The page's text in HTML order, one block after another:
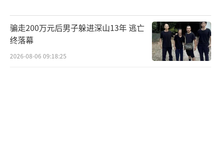
骗走200万元后男子躲进深山13年 逃亡
终落幕
2026-08-06 09:18:25